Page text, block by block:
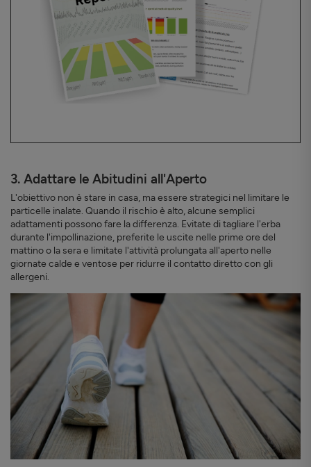
3. Adattare le Abitudini all'Aperto
L'obiettivo non è stare in casa, ma essere strategici nel limitare le
particelle inalate. Quando il rischio è alto, alcune semplici
adattamenti possono fare la differenza. Evitate di tagliare l'erba
durante l'impollinazione, preferite le uscite nelle prime ore del
mattino o la sera e limitate l'attività prolungata all'aperto nelle
giornate calde e ventose per ridurre il contatto diretto con gli
allergeni.